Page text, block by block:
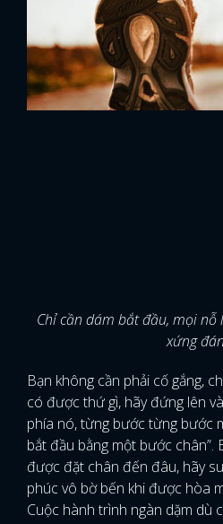
Chỉ cần dám bắt đầu, mọi
xứng
Bạn không cần phải cố gắng,
có được thứ gì, hãy đứng lên
phía nó, từng bước từng bước
bắt đầu bằng một bước
được đặt chân đến đâu, hãy
phúc vô bờ bến khi được hòa
Cuộc hành trình ngàn dặm dù